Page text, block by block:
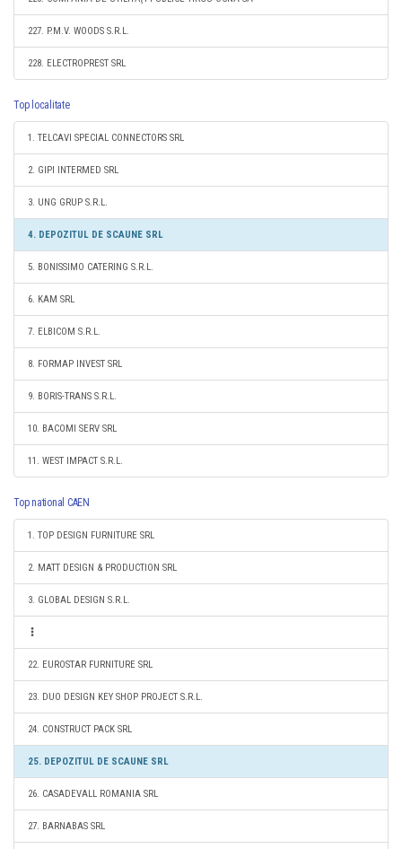
227. P.M.V. WOODS S.R.L.
228. ELECTROPREST SRL
Top localitate
1. TELCAVI SPECIAL CONNECTORS SRL
2. GIPI INTERMED SRL
3. UNG GRUP S.R.L.
4. DEPOZITUL DE SCAUNE SRL
5. BONISSIMO CATERING S.R.L.
6. KAM SRL
7. ELBICOM S.R.L.
8. FORMAP INVEST SRL
9. BORIS-TRANS S.R.L.
10. BACOMI SERV SRL
11. WEST IMPACT S.R.L.
Top national CAEN
1. TOP DESIGN FURNITURE SRL
2. MATT DESIGN & PRODUCTION SRL
3. GLOBAL DESIGN S.R.L.
22. EUROSTAR FURNITURE SRL
23. DUO DESIGN KEY SHOP PROJECT S.R.L.
24. CONSTRUCT PACK SRL
25. DEPOZITUL DE SCAUNE SRL
26. CASADEVALL ROMANIA SRL
27. BARNABAS SRL